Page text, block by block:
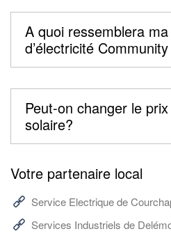
A quoi ressemblera
d’électricité
Peut-on changer le
solaire?
Votre partenaire local
Service Electrique de
Services Industriels de